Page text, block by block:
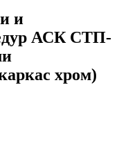
и
АСК СТП-
хром)